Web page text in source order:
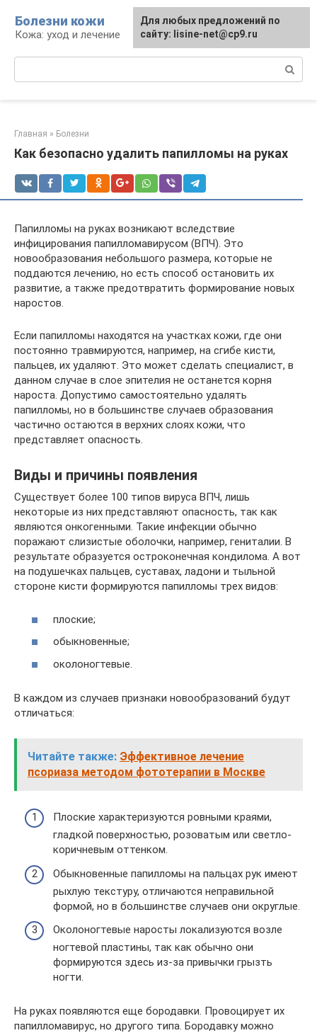
контенту
Болезни кожи
Кожа: уход и лечение
Главная » Болезни
Как безопасно удалить папилломы на руках
Папилломы на руках возникают вследствие
инфицирования папилломавирусом (ВПЧ). Это
новообразования небольшого размера, которые не
поддаются лечению, но есть способ остановить их
развитие, а также предотвратить формирование новых
наростов.
Если папилломы находятся на участках кожи, где они
постоянно травмируются, например, на сгибе кисти,
пальцев, их удаляют. Это может сделать специалист, в
данном случае в слое эпителия не останется корня
нароста. Допустимо самостоятельно удалять
папилломы, но в большинстве случаев образования
частично остаются в верхних слоях кожи, что
представляет опасность.
Виды и причины появления
Существует более 100 типов вируса ВПЧ, лишь
некоторые из них представляют опасность, так как
являются онкогенными. Такие инфекции обычно
поражают слизистые оболочки, например, гениталии. В
результате образуется остроконечная кондилома. А вот
на подушечках пальцев, суставах, ладони и тыльной
стороне кисти формируются папилломы трех видов:
плоские;
обыкновенные;
околоногтевые.
В каждом из случаев признаки новообразований будут
отличаться:
Читайте также: Эффективное лечение
псориаза методом фототерапии в Москве
Плоские характеризуются ровными краями,
гладкой поверхностью, розоватым или светло-
коричневым оттенком.
Обыкновенные папилломы на пальцах рук имеют
рыхлую текстуру, отличаются неправильной
формой, но в большинстве случаев они округлые.
Околоногтевые наросты локализуются возле
ногтевой пластины, так как обычно они
формируются здесь из-за привычки грызть
ногти.
На руках появляются еще бородавки. Провоцирует их
папилломавирус, но другого типа. Бородавку можно
Для любых предложений по
сайту: lisine-net@cp9.ru